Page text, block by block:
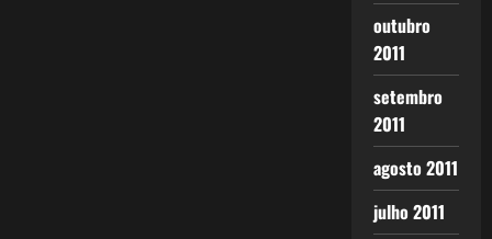
outubro
2011
setembro
2011
agosto 2011
julho 2011